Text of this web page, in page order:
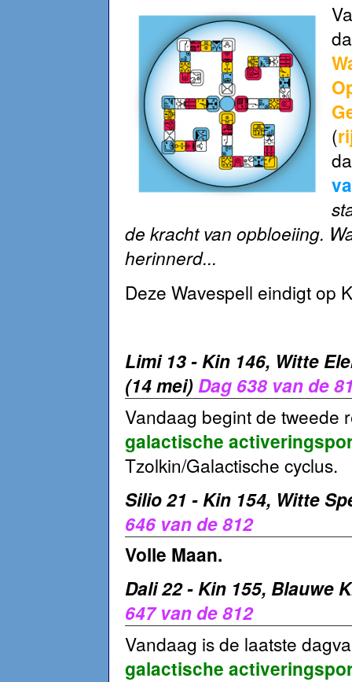
(
de kracht van opbloeiing.
herinnerd...
Deze Wavespell eindigt op
Limi 13 - Kin 146, Witte
(14 mei) Dag 638 van de
Vandaag begint de tweede
galactische
Tzolkin/Galactische cyclus.
Silio 21 - Kin 154, Witte
646 van de 812
Volle Maan.
Dali 22 - Kin 155, Blauwe
647 van de 812
Vandaag is de laatste
galactische